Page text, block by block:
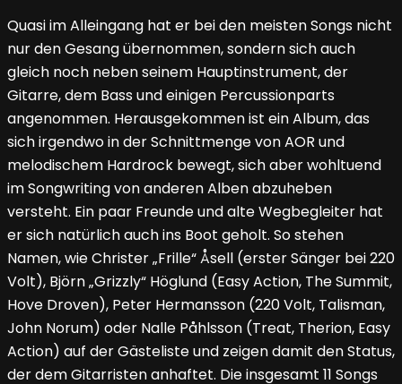
Quasi im Alleingang hat er bei den meisten Songs nicht
nur den Gesang übernommen, sondern sich auch
gleich noch neben seinem Hauptinstrument, der
Gitarre, dem Bass und einigen Percussionparts
angenommen. Herausgekommen ist ein Album, das
sich irgendwo in der Schnittmenge von AOR und
melodischem Hardrock bewegt, sich aber wohltuend
im Songwriting von anderen Alben abzuheben
versteht. Ein paar Freunde und alte Wegbegleiter hat
er sich natürlich auch ins Boot geholt. So stehen
Namen, wie Christer „Frille“ Åsell (erster Sänger bei 220
Volt), Björn „Grizzly“ Höglund (Easy Action, The Summit,
Hove Droven), Peter Hermansson (220 Volt, Talisman,
John Norum) oder Nalle Påhlsson (Treat, Therion, Easy
Action) auf der Gästeliste und zeigen damit den Status,
der dem Gitarristen anhaftet. Die insgesamt 11 Songs